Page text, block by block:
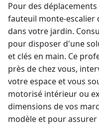
Pour des
fauteuil monte-escalier
dans votre jardin.
pour disposer d'une
et clés en main. Ce
près de chez vous,
votre espace et vous
motorisé intérieur ou
dimensions de vos
modèle et pour